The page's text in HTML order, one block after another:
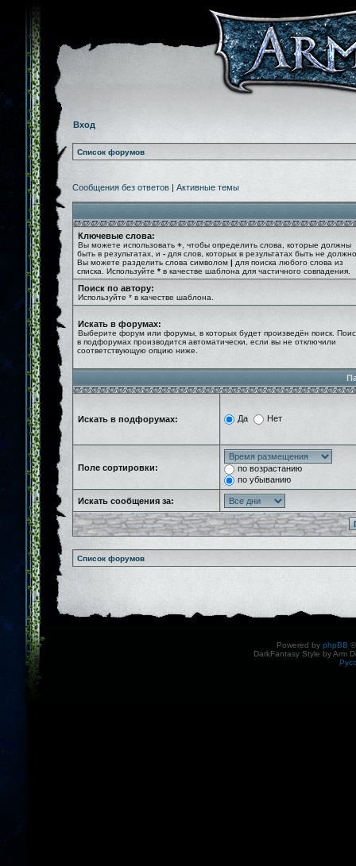
Вход
Список форумов
Сообщения без ответов | Активные темы
Ключевые слова:
Вы можете использовать + , чтобы определить слова, которые должны
быть в результатах, и - для слов, которых в результатах быть не
Вы можете разделить слова символом | для поиска любого слова из
списка. Используйте * в качестве шаблона для частичного совпадения.
Поиск по автору:
Используйте * в качестве шаблона.
Искать в форумах:
Выберите форум или форумы, в которых будет произведён поиск.
в подфорумах производится автоматически, если вы не отключили
соответствующую опцию ниже.
Искать в подфорумах: Да Нет
Поле сортировки:
по возрастанию
по убыванию
Искать сообщения за:
Список форумов
Powered by phpBB
DarkFantasy Style by Arm